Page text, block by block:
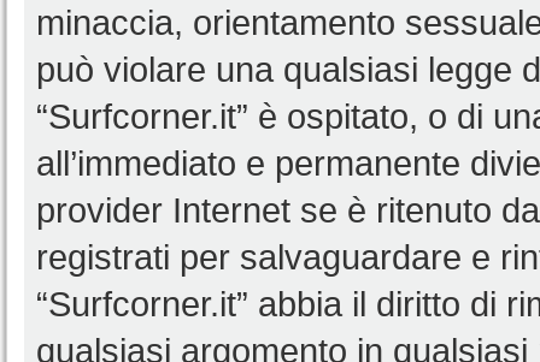
minaccia, orientamento
può violare una qualsiasi legge
“Surfcorner.it” è ospitato, o di
all’immediato e permanente
provider Internet se è ritenuto
registrati per salvaguardare e
“Surfcorner.it” abbia il diritto di
qualsiasi argomento in